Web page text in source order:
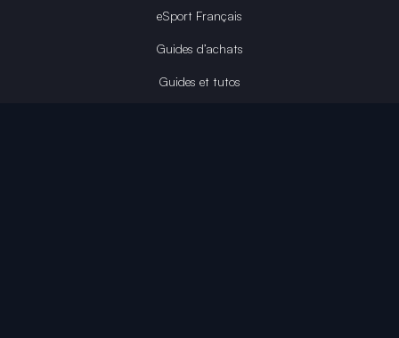
eSport Français
Guides d’achats
Guides et tutos